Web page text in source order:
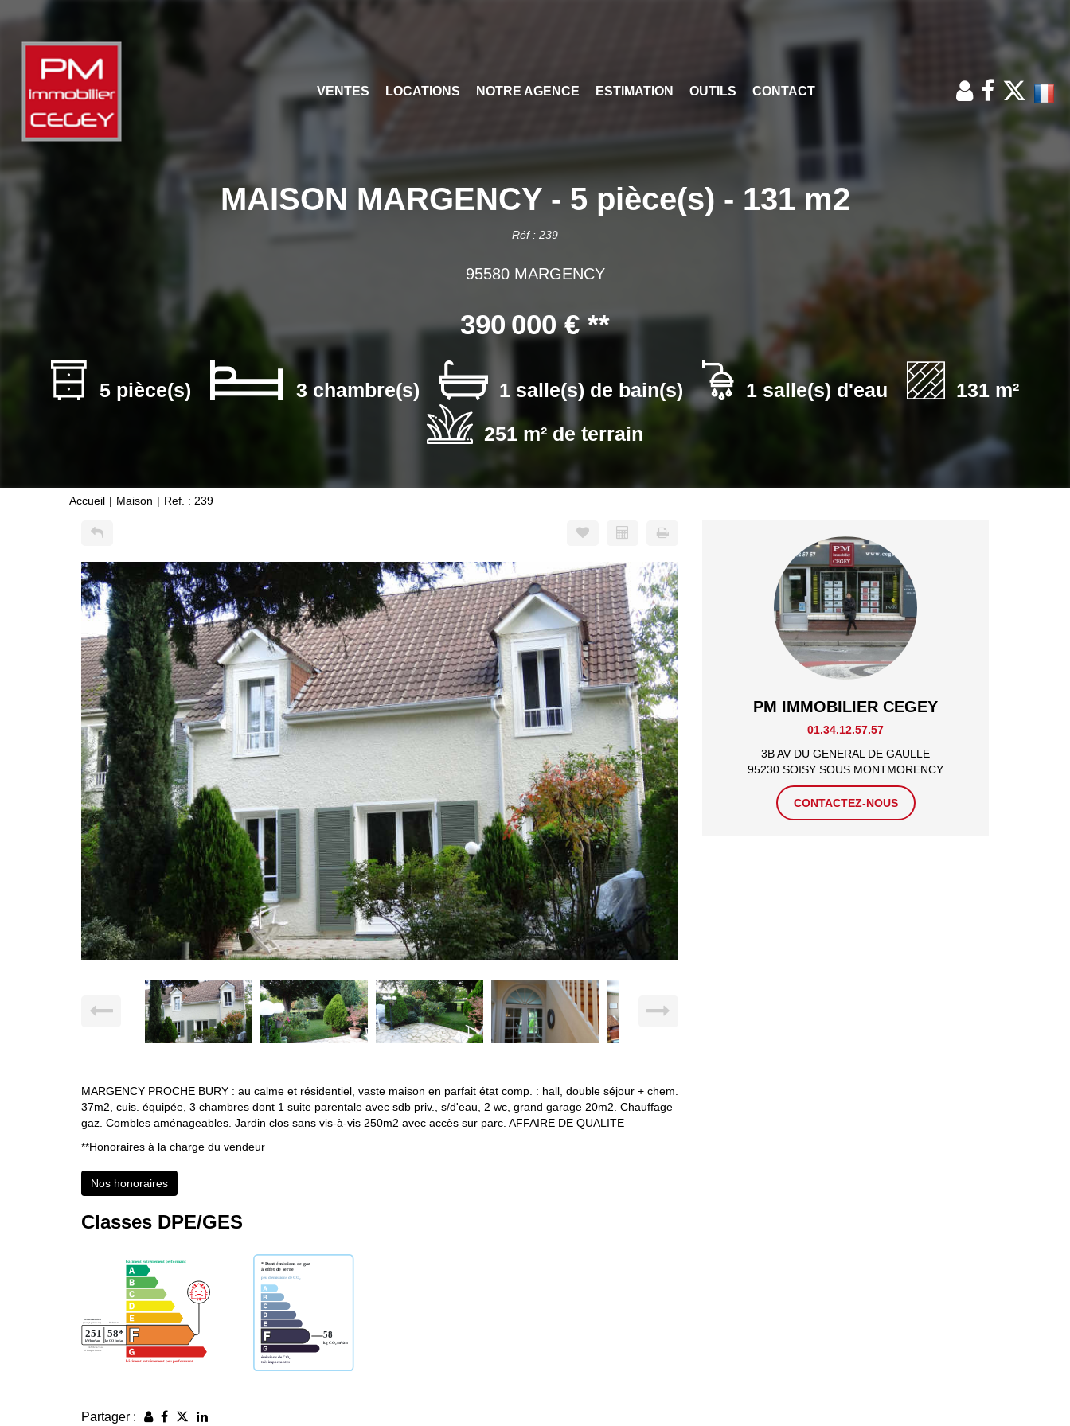
VENTES LOCATIONS NOTRE AGENCE ESTIMATION OUTILS CONTACT
MAISON MARGENCY - 5 pièce(s) - 131 m2
Réf : 239
95580 MARGENCY
390 000 €**
5 pièce(s) 3 chambre(s) 1 salle(s) de bain(s) 1 salle(s) d'eau
131 m²
251 m² de terrain
Accueil Maison Ref. : 239
MARGENCY PROCHE BURY : au calme et résidentiel, vaste maison en parfait état comp. : hall, double séjour + chem.
37m2, cuis. équipée, 3 chambres dont 1 suite parentale avec sdb priv., s/d'eau, 2 wc, grand garage 20m2. Chauffage
gaz. Combles aménageables. Jardin clos sans vis-à-vis 250m2 avec accès sur parc. AFFAIRE DE QUALITE
**Honoraires à la charge du vendeur
Nos honoraires
Classes DPE/GES
Partager :
PM IMMOBILIER CEGEY
01.34.12.57.57
3B AV DU GENERAL DE GAULLE
95230 SOISY SOUS MONTMORENCY
CONTACTEZ-NOUS